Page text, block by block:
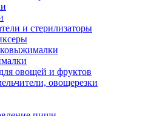
и стерилизаторы
овощей и фруктов
овощерезки